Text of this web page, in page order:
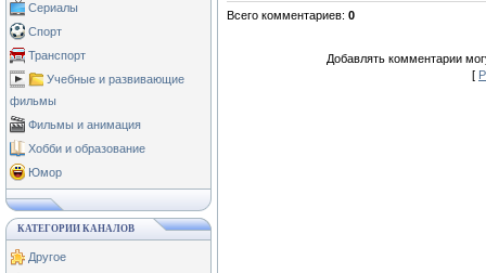
Сериалы
Спорт
Транспорт
Учебные и развивающие
фильмы
Фильмы и анимация
Хобби и образование
Юмор
КАТЕГОРИИ КАНАЛОВ
Другое
Всего комментариев: 0
Добавлять комментарии
[